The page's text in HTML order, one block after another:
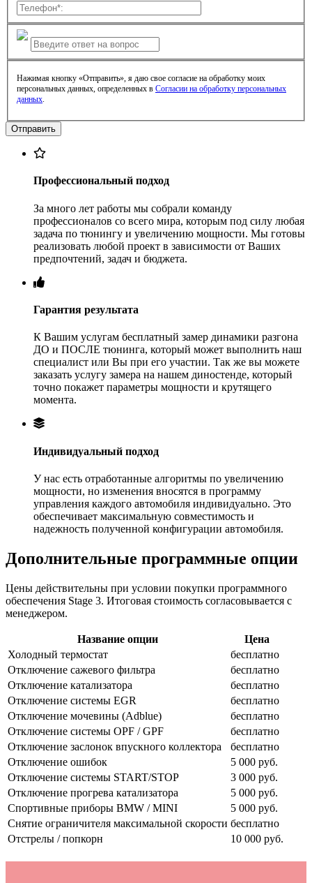
Нажимая кнопку «Отправить», я даю свое согласие на обработку моих
персональных данных, определенных в Согласии на обработку персональных
данных.
Профессиональный подход
За много лет работы мы собрали команду
профессионалов со всего мира, которым под силу любая
задача по тюнингу и увеличению мощности. Мы готовы
реализовать любой проект в зависимости от Ваших
предпочтений, задач и бюджета.
Гарантия результата
К Вашим услугам бесплатный замер динамики разгона
ДО и ПОСЛЕ тюнинга, который может выполнить наш
специалист или Вы при его участии. Так же вы можете
заказать услугу замера на нашем диностенде, который
точно покажет параметры мощности и крутящего
момента.
Индивидуальный подход
У нас есть отработанные алгоритмы по увеличению
мощности, но изменения вносятся в программу
управления каждого автомобиля индивидуально. Это
обеспечивает максимальную совместимость и
надежность полученной конфигурации автомобиля.
Дополнительные программные опции
Цены действительны при условии покупки программного
обеспечения Stage 3. Итоговая стоимость согласовывается с
менеджером.
Название опции
Цена
Холодный термостат
бесплатно
Отключение сажевого фильтра
бесплатно
Отключение катализатора
бесплатно
Отключение системы EGR
бесплатно
Отключение мочевины (Adblue)
бесплатно
Отключение системы OPF / GPF
бесплатно
Отключение заслонок впускного коллектора
бесплатно
Отключение ошибок
5 000 руб.
Отключение системы START/STOP
3 000 руб.
Отключение прогрева катализатора
5 000 руб.
Спортивные приборы BMW / MINI
5 000 руб.
Снятие ограничителя максимальной скорости бесплатно
Отстрелы / попкорн
10 000 руб.